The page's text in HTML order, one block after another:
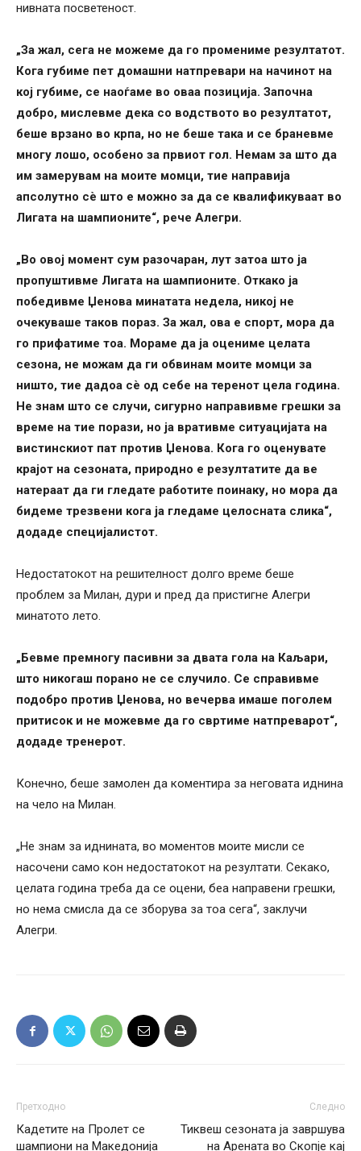
нивната посветеност.
„За жал, сега не можеме да го промениме резултатот.
Кога губиме пет домашни натпревари на начинот на
кој губиме, се наоѓаме во оваа позиција. Започна
добро, мислевме дека со водството во резултатот,
беше врзано во крпа, но не беше така и се браневме
многу лошо, особено за првиот гол. Немам за што да
им замерувам на моите момци, тие направија
апсолутно сè што е можно за да се квалификуваат во
Лигата на шампионите“, рече Алегри.
„Во овој момент сум разочаран, лут затоа што ја
пропуштивме Лигата на шампионите. Откако ја
победивме Џенова минатата недела, никој не
очекуваше таков пораз. За жал, ова е спорт, мора да
го прифатиме тоа. Мораме да ја оцениме целата
сезона, не можам да ги обвинам моите момци за
ништо, тие дадоа сè од себе на теренот цела година.
Не знам што се случи, сигурно направивме грешки за
време на тие порази, но ја вративме ситуацијата на
вистинскиот пат против Џенова. Кога го оценувате
крајот на сезоната, природно е резултатите да ве
натераат да ги гледате работите поинаку, но мора да
бидеме трезвени кога ја гледаме целосната слика“,
додаде специјалистот.
Недостатокот на решителност долго време беше
проблем за Милан, дури и пред да пристигне Алегри
минатото лето.
„Бевме премногу пасивни за двата гола на Каљари,
што никогаш порано не се случило. Се справивме
подобро против Џенова, но вечерва имаше поголем
притисок и не можевме да го свртиме натпреварот“,
додаде тренерот.
Конечно, беше замолен да коментира за неговата иднина
на чело на Милан.
„Не знам за иднината, во моментов моите мисли се
насочени само кон недостатокот на резултати. Секако,
целата година треба да се оцени, беа направени грешки,
но нема смисла да се зборува за тоа сега“, заклучи
Алегри.
Претходно
Кадетите на Пролет се
шампиони на Македонија
Следно
Тиквеш сезоната ја завршува
на Арената во Скопје кај